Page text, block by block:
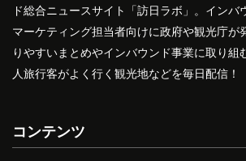
ド総合ニュースサイト「訪日ラボ」。インバ
マーケティング担当者向けに政府や観光庁が
りやすいまとめやインバウンド事業に取り組
人旅行客がよく行く観光地などを毎日配信！
コンテンツ